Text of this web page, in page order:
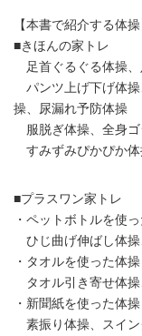
【本書で紹介する体操
■きほんの家トレ
足首ぐるぐる体操、
パンツ上げ下げ体操
操、尿漏れ予防体操
服脱ぎ体操、全身ゴ
すみずみぴかぴか
■プラスワン家トレ
・ペットボトルを使
ひじ曲げ伸ばし体
・タオルを使った体操
タオル引き寄せ体
・新聞紙を使った体操
素振り体操、スイ